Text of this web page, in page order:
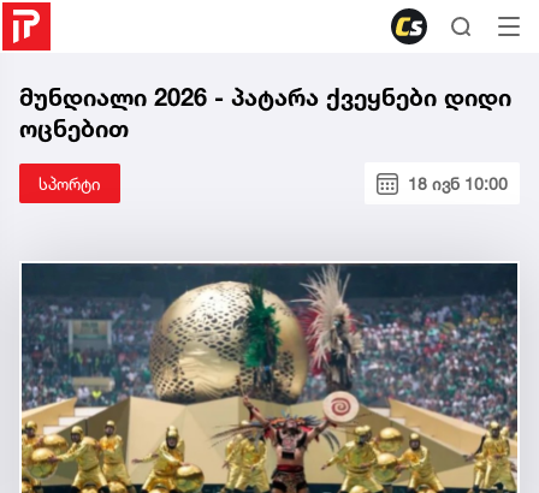
მუნდიალი 2026 - პატარა ქვეყნები დიდი
ოცნებით
სპორტი 18 ივნ 10:00